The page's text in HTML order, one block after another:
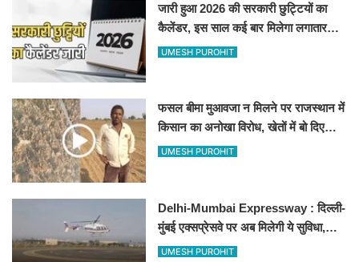
जारी हुआ 2026 की सरकारी छुट्टियों का
कैलेंडर, इस साल कई बार मिलेगा लगातार
अवकाश, देखें
UMESH PUROHIT
फसल बीमा मुआवजा न मिलने पर राजस्थान में
किसान का अनोखा विरोध, खेतों में बो दिए
500-500 रुपए के नोट, वीडियो वायरल
UMESH PUROHIT
Delhi-Mumbai Expressway : दिल्ली-
मुंबई एक्सप्रेसवे पर अब मिलेगी ये सुविधा,
हेलीकॉप्टर सर्विस से तुरंत घायल पहुंचेगा
UMESH PUROHIT